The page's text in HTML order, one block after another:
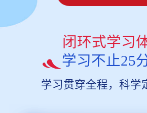
闭环式学习
学习不止25
学习贯穿全程，科学